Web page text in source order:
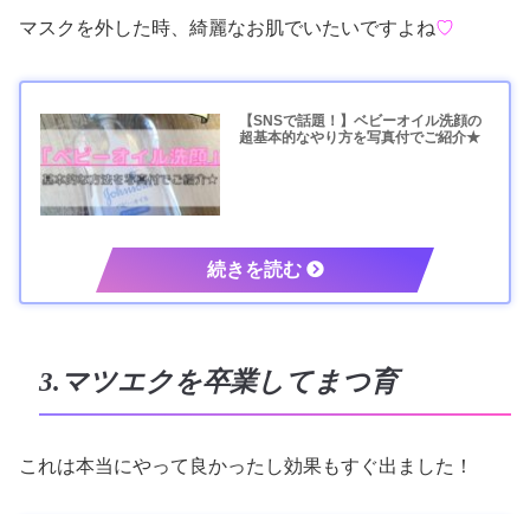
マスクを外した時、綺麗なお肌でいたいですよね♡
【SNSで話題！】ベビーオイル洗顔の
超基本的なやり方を写真付でご紹介★
3.マツエクを卒業してまつ育
これは本当にやって良かったし効果もすぐ出ました！